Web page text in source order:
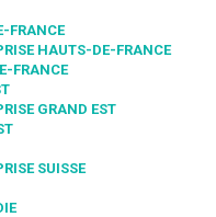
FRANCE
HAUTS-DE-FRANCE
FRANCE
GRAND EST
SUISSE